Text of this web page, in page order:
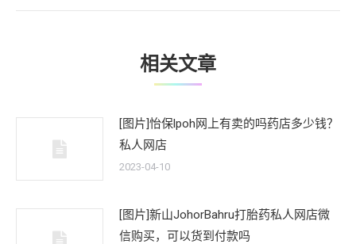
文
相关文章
[图片]怡保lpoh网上有卖的吗药店多少钱？
私人网店
2023-04-10
[图片]新山JohorBahru打胎药私人网店微
信购买，可以货到付款吗